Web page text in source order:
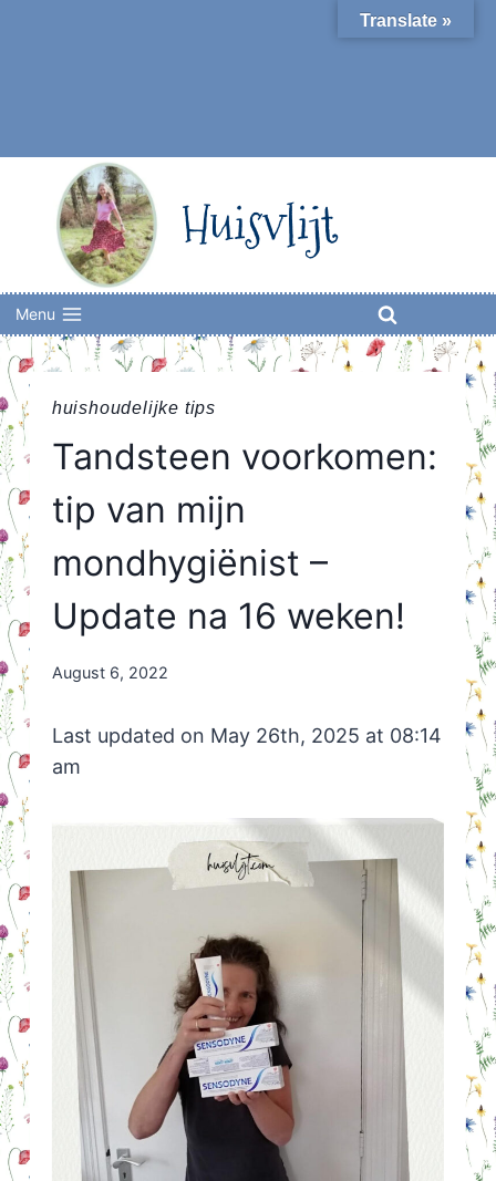
Huisvlijt
Menu
huishoudelijke tips
Tandsteen voorkomen:
tip van mijn
mondhygiënist –
Update na 16 weken!
By
August 6, 2022
Last updated on May 26th, 2025 at 08:14
am
Translate »